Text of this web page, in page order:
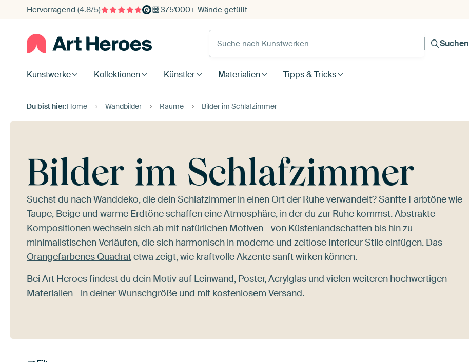
Hervorragend (4.8/5) 375'000+ Wände gefüllt
Suche nach Kunstwerken
Suchen
Kunstwerke Kollektionen Künstler Materialien Tipps & Tricks
Du bist hier:Home Wandbilder Räume Bilder im Schlafzimmer
Bilder im Schlafzimmer
Suchst du nach Wanddeko, die dein Schlafzimmer in einen Ort der Ruhe verwandelt? Sanfte Farbtöne wie
Taupe, Beige und warme Erdtöne schaffen eine Atmosphäre, in der du zur Ruhe kommst. Abstrakte
Kompositionen wechseln sich ab mit natürlichen Motiven - von Küstenlandschaften bis hin zu
minimalistischen Verläufen, die sich harmonisch in moderne und zeitlose Interieur Stile einfügen. Das
Orangefarbenes Quadratetwa zeigt, wie kraftvolle Akzente sanft wirken können.
Bei Art Heroes findest du dein Motiv auf Leinwand, Poster,Acrylglas und vielen weiteren hochwertigen
Materialien - in deiner Wunschgröße und mit kostenlosem Versand.